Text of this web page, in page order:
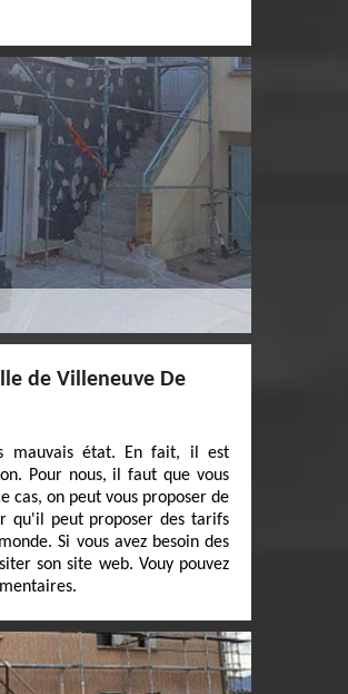
de Villeneuve De
mauvais état. En fait, il est
Pour nous, il faut que vous
cas, on peut vous proposer de
qu'il peut proposer des tarifs
Si vous avez besoin des
son site web. Vouy pouvez